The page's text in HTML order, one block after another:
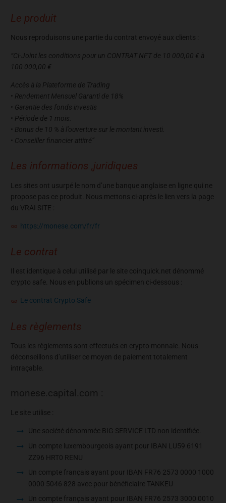
Le produit
Nous reproduisons une partie du contrat envoyé aux clients :
“Ci-Joint les conditions pour un CONTRAT NFT de 10 000,00 € à
100 000,00 €
Accès à la Plateforme de Trading
• Rendement Mensuel Garanti de 18%
• Garantie des fonds investis
• Période de 1 mois.
• Bonus de 10 % à l’ouverture sur le montant investi.
• Conseiller financier attitré”
Les informations ,juridiques
Les sites ont usurpé le nom d’une banque anglaise en ligne qui ne
propose pas ce produit. Nous mettons ci-après le lien vers la page
du VRAI SITE :
https://monese.com/fr/fr
Le contrat
Il est identique à celui utilisé par le site coinquick.net dénommé
crypto safe. Nous en publions un spécimen ci-dessous :
Le contrat Crypto Safe
Les règlements
Tous les règlements sont effectués en crypto monnaie. Nous
déconseillons d’utiliser ce moyen de paiement totalement
intraçable.
monese.capital.com :
Le site utilise :
Une société dénommée BIG SERVICE LTD non identifiée.
Un compte luxembourgeois ayant pour IBAN LU59 6191
ZZ96 HRT0 RENU
Un compte français ayant pour IBAN FR76 2573 0000 1000
0000 5046 828 avec pour bénéficiaire TANKEU
Un compte français ayant pour IBAN FR76 2573 3000 0010